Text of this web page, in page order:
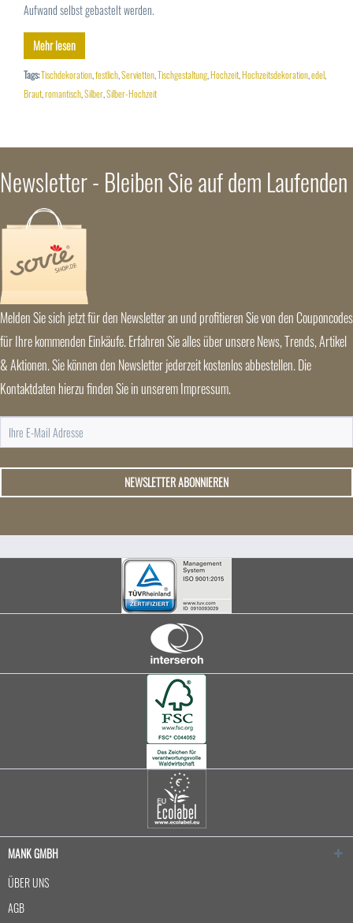
Aufwand selbst gebastelt werden.
Mehr lesen
Tags:Tischdekoration,festlich,Servietten,Tischgestaltung,Hochzeit,Hochzeitsdekoration,edel,
Braut,romantisch,Silber,Silber-Hochzeit
Newsletter - Bleiben Sie auf dem Laufenden
Melden Sie sich jetzt für den Newsletter an und profitieren Sie von den Couponcodes
für Ihre kommenden Einkäufe. Erfahren Sie alles über unsere News, Trends, Artikel
& Aktionen. Sie können den Newsletter jederzeit kostenlos abbestellen. Die
Kontaktdaten hierzu finden Sie in unserem Impressum.
NEWSLETTER ABONNIEREN
MANK GMBH
ÜBER UNS
AGB